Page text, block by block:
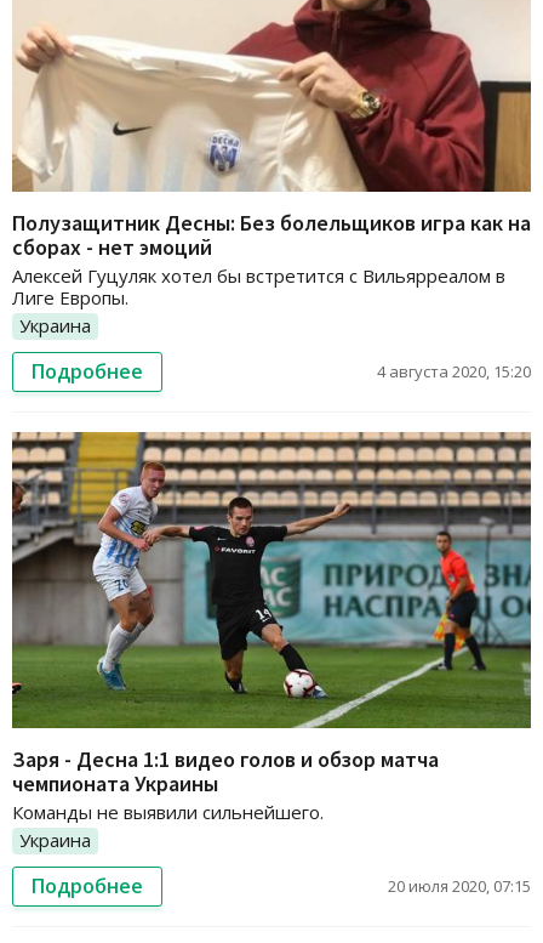
Полузащитник Десны: Без болельщиков игра как на
сборах - нет эмоций
Алексей Гуцуляк хотел бы встретится с Вильярреалом в
Лиге Европы.
Украина
Подробнее 4 августа 2020, 15:20
Заря - Десна 1:1 видео голов и обзор матча
чемпионата Украины
Команды не выявили сильнейшего.
Украина
Подробнее 20 июля 2020, 07:15